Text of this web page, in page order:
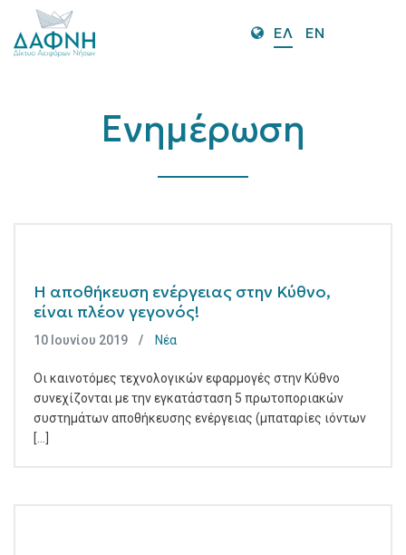
ΕΛ EN
Ενημέρωση
Η αποθήκευση ενέργειας στην Κύθνο,
είναι πλέον γεγονός!
10 Ιουνίου 2019 Νέα
Οι καινοτόμες τεχνολογικών εφαρμογές στην Κύθνο
συνεχίζονται με την εγκατάσταση 5 πρωτοποριακών
συστημάτων αποθήκευσης ενέργειας (μπαταρίες ιόντων
[...]